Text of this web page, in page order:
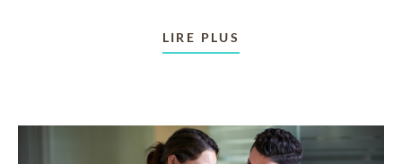
LIRE PLUS